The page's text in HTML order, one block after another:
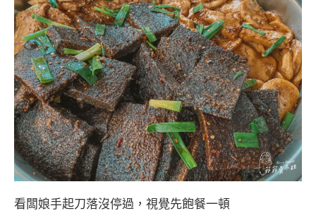
看闆娘手起刀落沒停過，視覺先飽餐一頓